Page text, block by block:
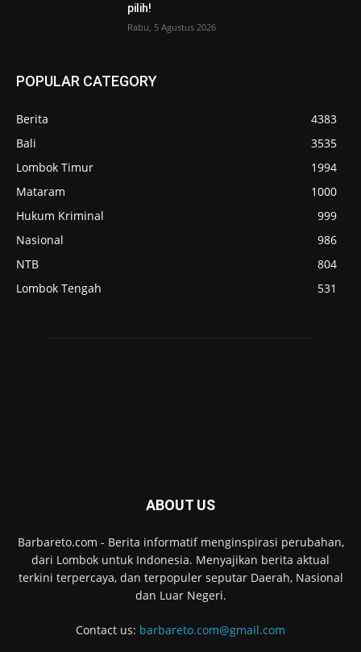
pilih!
Rabu, 5 Agustus 2026
POPULAR CATEGORY
Berita
4383
Bali
3535
Lombok Timur
1994
Mataram
1000
Hukum Kriminal
999
Nasional
986
NTB
804
Lombok Tengah
531
ABOUT US
Barbareto.com - Berita informatif menginspirasi perubahan,
dari Lombok untuk Indonesia. Menyajikan berita aktual
terkini terpercaya, dan terpopuler seputar Daerah, Nasional
dan Luar Negeri.
Contact us: barbareto.com@gmail.com